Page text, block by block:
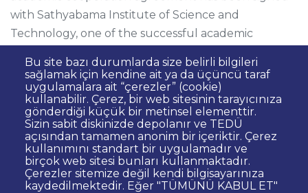
with Sathyabama Institute of Science and
Technology, one of the successful academic
cooperation in research, joint degrees, student and
staff exchanges, and other fields of academic
collaboration between the two institutions.
Bu site bazı durumlarda size belirli bilgileri
sağlamak için kendine ait ya da üçüncü taraf
uygulamalara ait “çerezler” (cookie)
kullanabilir. Çerez, bir web sitesinin tarayıcınıza
gönderdiği küçük bir metinsel elementtir.
Sizin sabit diskinizde depolanır ve TEDÜ
açısından tamamen anonim bir içeriktir. Çerez
kullanımını standart bir uygulamadır ve
birçok web sitesi bunları kullanmaktadır.
Çerezler sitemize değil kendi bilgisayarınıza
kaydedilmektedir. Eğer "TÜMÜNÜ KABUL ET"
Contact